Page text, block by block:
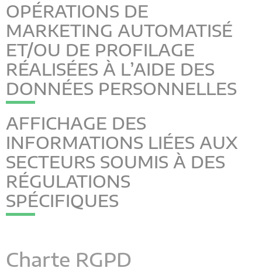
OPÉRATIONS DE
MARKETING AUTOMATISÉ
ET/OU DE PROFILAGE
RÉALISÉES À L’AIDE DES
DONNÉES PERSONNELLES
AFFICHAGE DES
INFORMATIONS LIÉES AUX
SECTEURS SOUMIS À DES
RÉGULATIONS
SPÉCIFIQUES
Charte RGPD